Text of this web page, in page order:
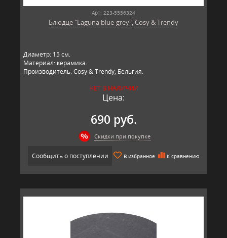
Арт: 223-5556324
Блюдце "Laguna blue-grey", Cosy & Trendy
Диаметр: 15 см.
Материал: керамика.
Производитель: Cosy & Trendy, Бельгия.
НЕТ В НАЛИЧИИ
Цена:
690 руб.
Скидки при покупке
Сообщить о поступлении В избранное К сравнению